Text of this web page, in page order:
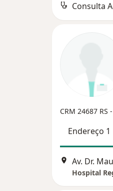
Consulta
CRM 24687 RS
Endereço 1
Hospital